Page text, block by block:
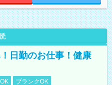
日勤のお仕事！健康
ブランクOK